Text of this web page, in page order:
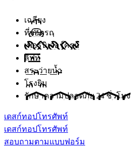
เฉลียง
ที่จอดรถ
เฟอร์นิเจอร์ครบ
ลิฟท์
สระว่ายน้ำ
โรงยิม
รักษาความปลอดภัย 24 ชั่วโมง
เดสก์ทอปโทรศัพท์
เดสก์ทอปโทรศัพท์
สอบถามตามแบบฟอร์ม